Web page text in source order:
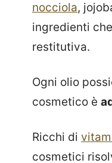
nocciola,
ingredienti
restitutiva.
Ogni olio
cosmetico è
Ricchi di
cosmetici